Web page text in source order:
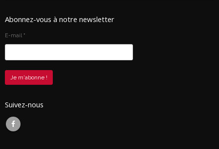
Abonnez-vous à notre newsletter
E-mail *
Suivez-nous